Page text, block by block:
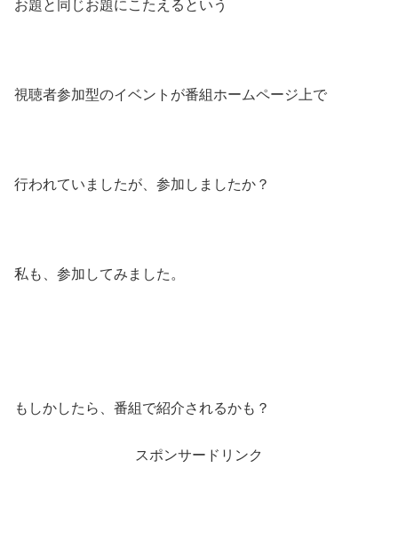
お題と同じお題にこたえるという
視聴者参加型のイベントが番組ホームページ上で
行われていましたが、参加しましたか？
私も、参加してみました。
もしかしたら、番組で紹介されるかも？
スポンサードリンク